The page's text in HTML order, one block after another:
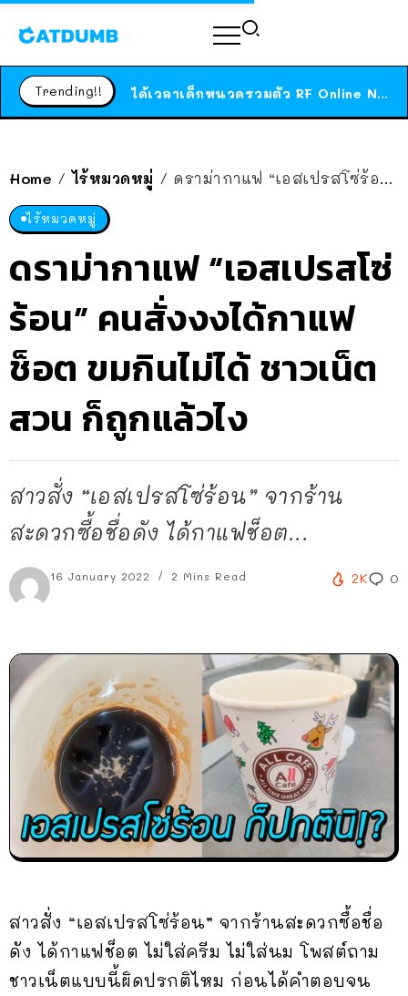
Trending!! ได้เวลาเด็กหนวดรวมตัว RF Online Next เปิดให้เล่นแล้ว เกม Sci-Fi MMORPG ระดับตำนาน เล่นได้ทั้งมือถือและ PC
Home / ไร้หมวดหมู่ / ดราม่ากาแฟ “เอสเปรสโซ่ร้อน” คนสั่งงงได้กาแฟช็อต ขมกินไม่ได้ ชาวเน็ตสวน ก็ถูกแล้วไง
ไร้หมวดหมู่
ดราม่ากาแฟ “เอสเปรสโซ่
ร้อน” คนสั่งงงได้กาแฟ
ช็อต ขมกินไม่ได้ ชาวเน็ต
สวน ก็ถูกแล้วไง
สาวสั่ง “เอสเปรสโซ่ร้อน” จากร้าน
สะดวกซื้อชื่อดัง ได้กาแฟช็อต...
16 January 2022 2 Mins Read 2K 0
สาวสั่ง “เอสเปรสโซ่ร้อน” จากร้านสะดวกซื้อชื่อ
ดัง ได้กาแฟช็อต ไม่ใส่ครีม ไม่ใส่นม โพสต์ถาม
ชาวเน็ตแบบนี้ผิดปรกติไหม ก่อนได้คำตอบจน